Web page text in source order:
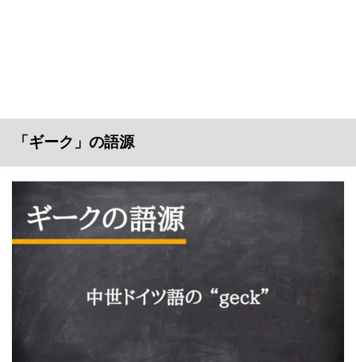
「ギーク」の語源